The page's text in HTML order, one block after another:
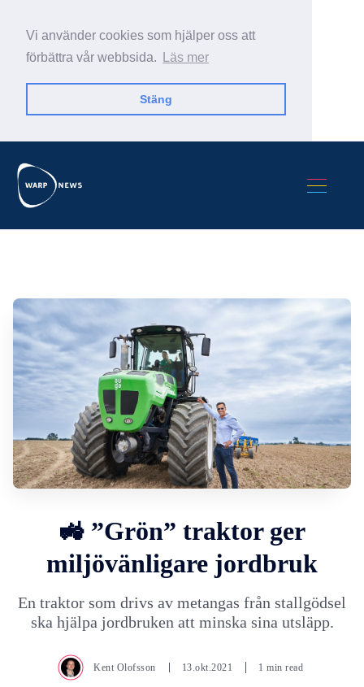
Vi använder cookies som hjälper oss att
förbättra vår webbsida.
Läs mer
Stäng
🚜 ”Grön” traktor ger
miljövänligare jordbruk
En traktor som drivs av metangas från stallgödsel
ska hjälpa jordbruken att minska sina utsläpp.
Kent Olofsson 13.okt.2021 1 min read